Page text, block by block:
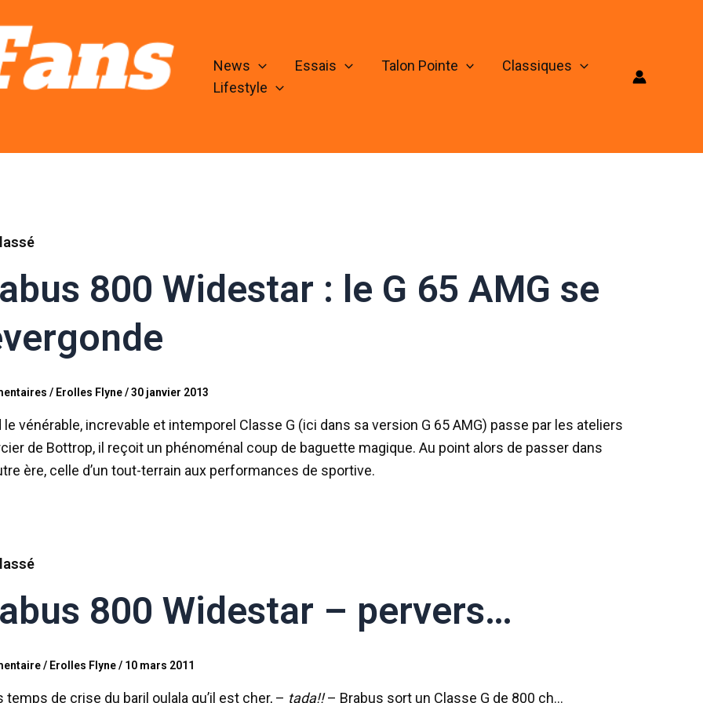
News Essais Talon Pointe
Classiques
Lifestyle
800 Widestar : le G 65 AMG se
/ Erolles Flyne/30 janvier 2013
le vénérable, increvable et intemporel Classe G (ici dans sa version G 65 AMG) passe par les ateliers
de Bottrop, il reçoit un phénoménal coup de baguette magique. Au point alors de passer dans
ère, celle d’un tout-terrain aux performances de sportive.
800 Widestar – pervers…
/ Erolles Flyne/ 10 mars 2011
temps de crise du baril oulala qu’il est cher, – tada!!– Brabus sort un Classe G de 800 ch…